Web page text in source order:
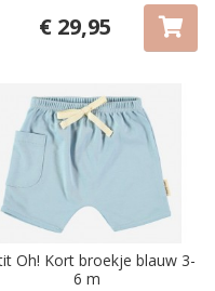
€ 29,95
Oh! Kort broekje blauw 3-
6 m